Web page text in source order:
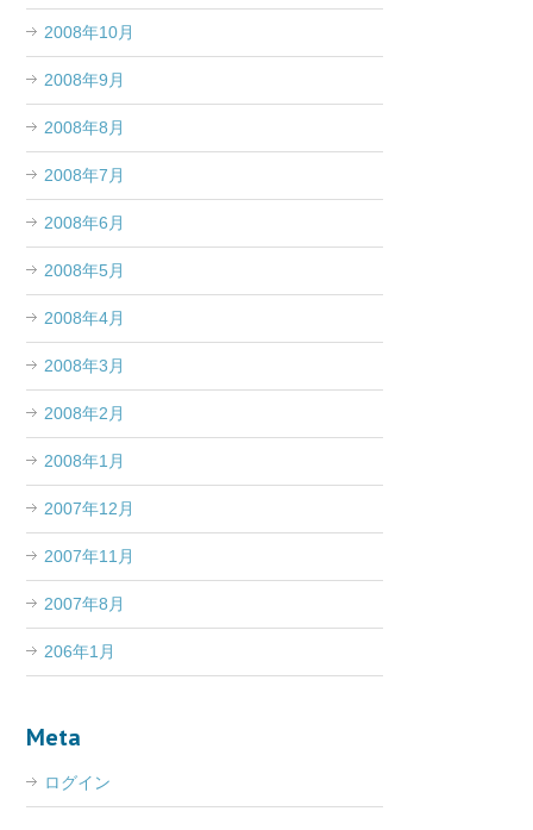
2008年10月
2008年9月
2008年8月
2008年7月
2008年6月
2008年5月
2008年4月
2008年3月
2008年2月
2008年1月
2007年12月
2007年11月
2007年8月
206年1月
Meta
ログイン